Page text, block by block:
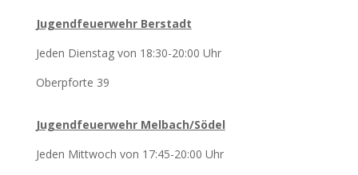
Jugendfeuerwehr Berstadt
Jeden Dienstag von 18:30-20:00 Uhr
Oberpforte 39
Jugendfeuerwehr Melbach/Södel
Jeden Mittwoch von 17:45-20:00 Uhr